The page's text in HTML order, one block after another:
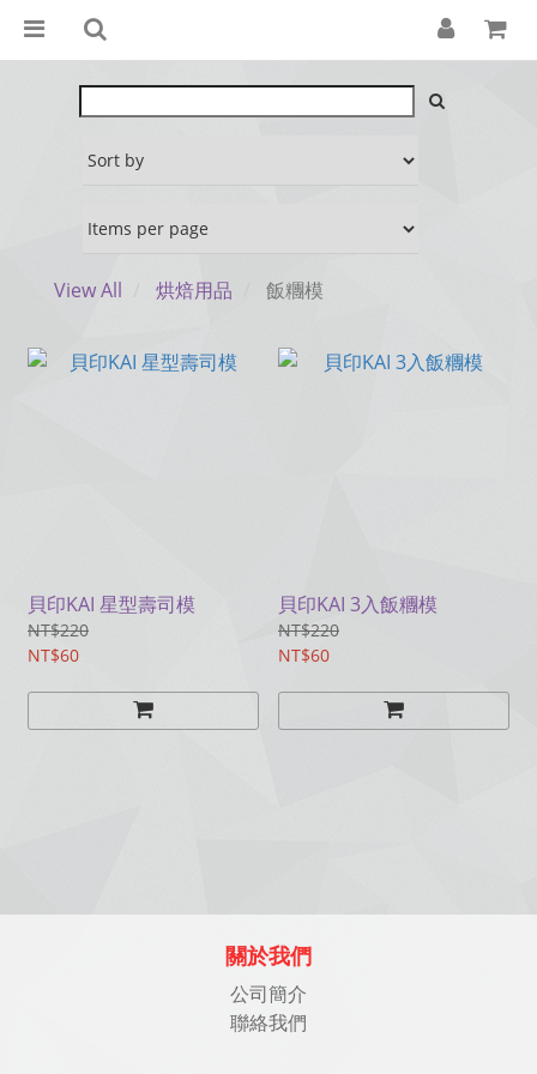
View All 烘焙用品 飯糰模
貝印KAI 星型壽司模
NT$220
NT$60
貝印KAI 3入飯糰模
NT$220
NT$60
關於我們
公司簡介
聯絡我們